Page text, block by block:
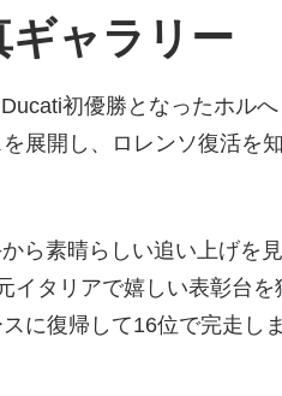
ャラリー
初優勝となったホルへ
展開し、ロレンソ復活を
ら素晴らしい追い上げを
イタリアで嬉しい表彰台を
に復帰して16位で完走し